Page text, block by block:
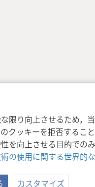
限り向上させるため，
クッキーを拒否するこ
を向上させる目的での
の使用に関する世界的
カスタマイズ
© 2026 Watch Tower Bible